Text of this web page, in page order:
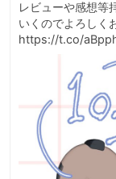
レビューや感想等
いくのでよろしく
https://t.co/